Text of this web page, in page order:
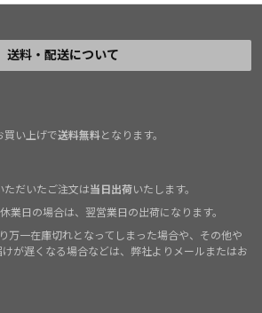
送料・配送について
買い上げで送料無料となります。
だいたご注文は当日出荷いたします。
業日の場合は、翌営業日の出荷になります。
万一在庫切れとなってしまった場合や、その他や
が遅くなる場合などは、弊社よりメールまたはお